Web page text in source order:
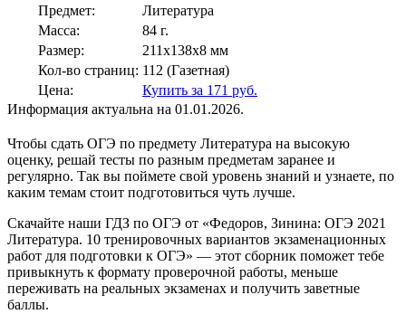
Предмет:
Литература
Масса:
84 г.
Размер:
211x138x8 мм
Кол-во страниц: 112 (Газетная)
Цена:
Купить за 171 руб.
Информация актуальна на 01.01.2026.
Чтобы сдать ОГЭ по предмету Литература на высокую
оценку, решай тесты по разным предметам заранее и
регулярно. Так вы поймете свой уровень знаний и узнаете, по
каким темам стоит подготовиться чуть лучше.
Скачайте наши ГДЗ по ОГЭ от «Федоров, Зинина: ОГЭ 2021
Литература. 10 тренировочных вариантов экзаменационных
работ для подготовки к ОГЭ» — этот сборник поможет тебе
привыкнуть к формату проверочной работы, меньше
переживать на реальных экзаменах и получить заветные
баллы.